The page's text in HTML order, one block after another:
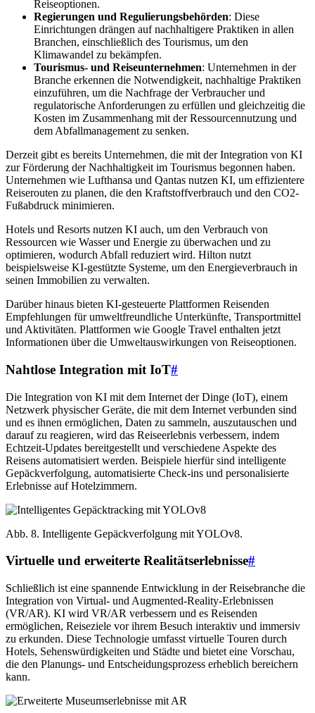
Reiseoptionen.
Regierungen und Regulierungsbehörden: Diese
Einrichtungen drängen auf nachhaltigere Praktiken in allen
Branchen, einschließlich des Tourismus, um den
Klimawandel zu bekämpfen.
Tourismus- und Reiseunternehmen: Unternehmen in der
Branche erkennen die Notwendigkeit, nachhaltige Praktiken
einzuführen, um die Nachfrage der Verbraucher und
regulatorische Anforderungen zu erfüllen und gleichzeitig die
Kosten im Zusammenhang mit der Ressourcennutzung und
dem Abfallmanagement zu senken.
Derzeit gibt es bereits Unternehmen, die mit der Integration von KI
zur Förderung der Nachhaltigkeit im Tourismus begonnen haben.
Unternehmen wie Lufthansa und Qantas nutzen KI, um effizientere
Reiserouten zu planen, die den Kraftstoffverbrauch und den CO2-
Fußabdruck minimieren.
Hotels und Resorts nutzen KI auch, um den Verbrauch von
Ressourcen wie Wasser und Energie zu überwachen und zu
optimieren, wodurch Abfall reduziert wird. Hilton nutzt
beispielsweise KI-gestützte Systeme, um den Energieverbrauch in
seinen Immobilien zu verwalten.
Darüber hinaus bieten KI-gesteuerte Plattformen Reisenden
Empfehlungen für umweltfreundliche Unterkünfte, Transportmittel
und Aktivitäten. Plattformen wie Google Travel enthalten jetzt
Informationen über die Umweltauswirkungen von Reiseoptionen.
Nahtlose Integration mit IoT#
Die Integration von KI mit dem Internet der Dinge (IoT), einem
Netzwerk physischer Geräte, die mit dem Internet verbunden sind
und es ihnen ermöglichen, Daten zu sammeln, auszutauschen und
darauf zu reagieren, wird das Reiseerlebnis verbessern, indem
Echtzeit-Updates bereitgestellt und verschiedene Aspekte des
Reisens automatisiert werden. Beispiele hierfür sind intelligente
Gepäckverfolgung, automatisierte Check-ins und personalisierte
Erlebnisse auf Hotelzimmern.
Abb. 8. Intelligente Gepäckverfolgung mit YOLOv8.
Virtuelle und erweiterte Realitätserlebnisse#
Schließlich ist eine spannende Entwicklung in der Reisebranche die
Integration von Virtual- und Augmented-Reality-Erlebnissen
(VR/AR). KI wird VR/AR verbessern und es Reisenden
ermöglichen, Reiseziele vor ihrem Besuch interaktiv und immersiv
zu erkunden. Diese Technologie umfasst virtuelle Touren durch
Hotels, Sehenswürdigkeiten und Städte und bietet eine Vorschau,
die den Planungs- und Entscheidungsprozess erheblich bereichern
kann.